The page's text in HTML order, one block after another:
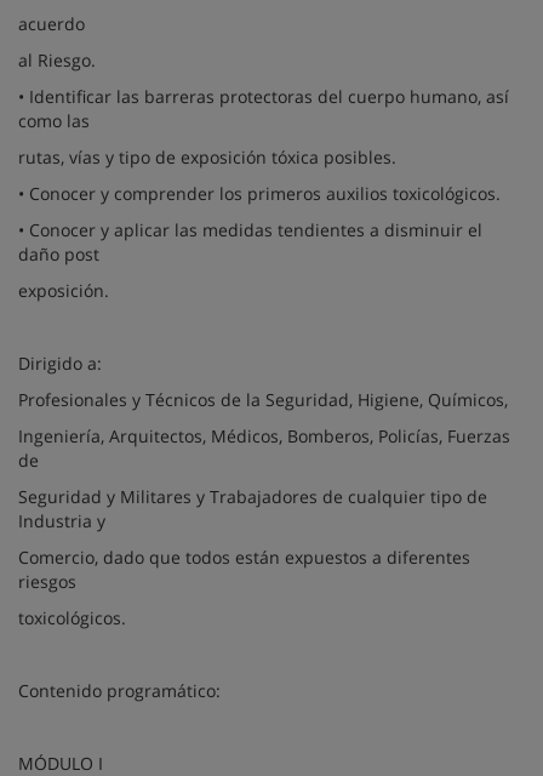
acuerdo
al Riesgo.
• Identificar las barreras protectoras del cuerpo humano, así
como las
rutas, vías y tipo de exposición tóxica posibles.
• Conocer y comprender los primeros auxilios toxicológicos.
• Conocer y aplicar las medidas tendientes a disminuir el
daño post
exposición.
Dirigido a:
Profesionales y Técnicos de la Seguridad, Higiene, Químicos,
Ingeniería, Arquitectos, Médicos, Bomberos, Policías, Fuerzas
de
Seguridad y Militares y Trabajadores de cualquier tipo de
Industria y
Comercio, dado que todos están expuestos a diferentes
riesgos
toxicológicos.
Contenido programático:
MÓDULO I